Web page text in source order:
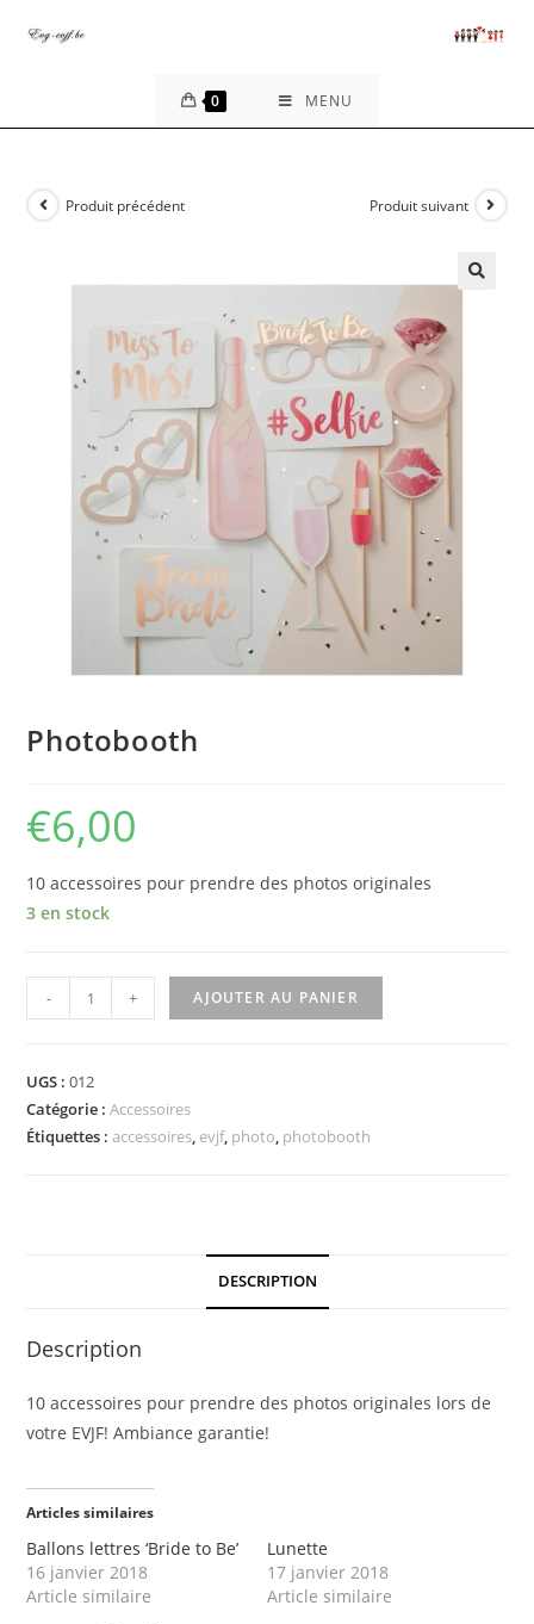
0 MENU
Produit précédent Produit suivant
Photobooth
€6,00
10 accessoires pour prendre des photos originales
3 en stock
quantité
de
- + AJOUTER AU PANIER
UGS :012
Catégorie :Accessoires
Étiquettes :accessoires, evjf, photo, photobooth
DESCRIPTION
Description
10 accessoires pour prendre des photos originales lors de
votre EVJF! Ambiance garantie!
Articles similaires
Ballons lettres ‘Bride to Be’
16 janvier 2018
Article similaire
Lunette
17 janvier 2018
Article similaire